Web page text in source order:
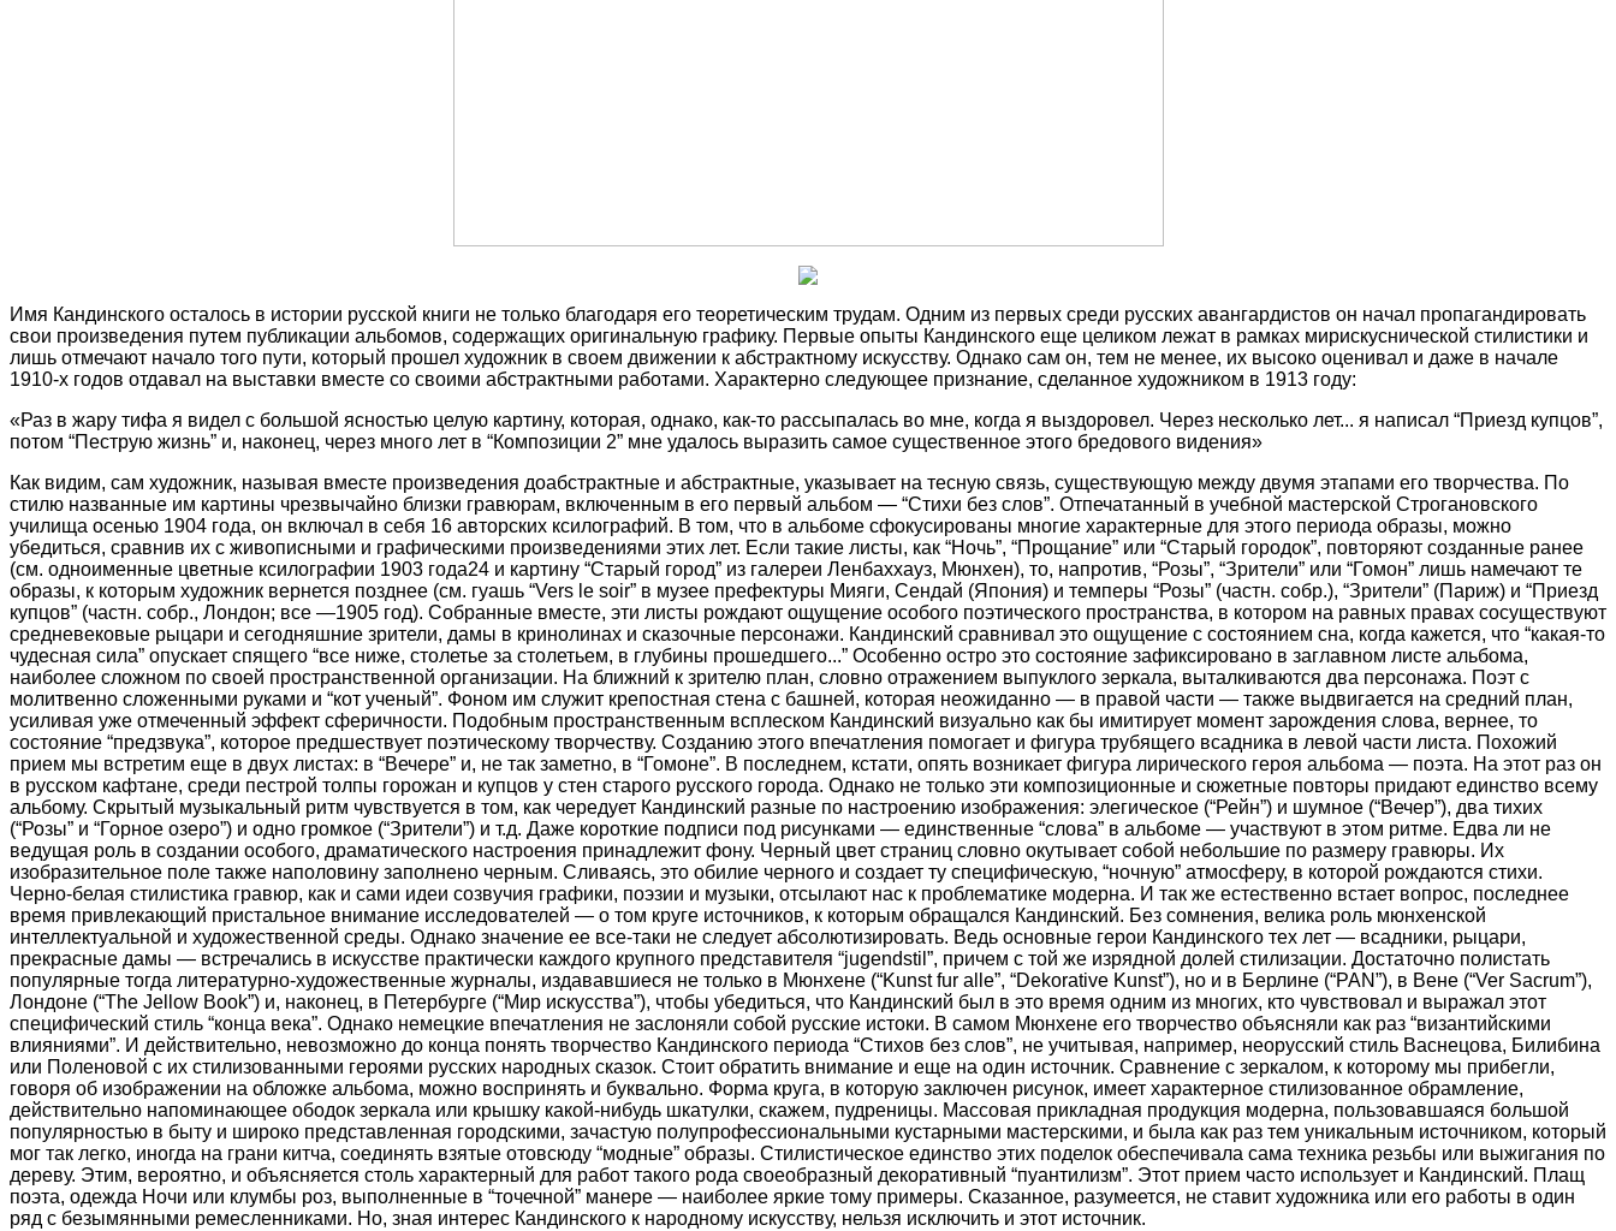
Имя Кандинского осталось в истории русской книги не только благодаря его теоретическим трудам. Одним из первых среди русских авангардистов он начал пропагандировать
свои произведения путем публикации альбомов, содержащих оригинальную графику. Первые опыты Кандинского еще целиком лежат в рамках мирискуснической стилистики и
лишь отмечают начало того пути, который прошел художник в своем движении к абстрактному искусству. Однако сам он, тем не менее, их высоко оценивал и даже в начале
1910-х годов отдавал на выставки вместе со своими абстрактными работами. Характерно следующее признание, сделанное художником в 1913 году:
«Раз в жару тифа я видел с большой ясностью целую картину, которая, однако, как-то рассыпалась во мне, когда я выздоровел. Через несколько лет... я написал “Приезд купцов”,
потом “Пеструю жизнь” и, наконец, через много лет в “Композиции 2” мне удалось выразить самое существенное этого бредового видения»
Как видим, сам художник, называя вместе произведения доабстрактные и абстрактные, указывает на тесную связь, существующую между двумя этапами его творчества. По
стилю названные им картины чрезвычайно близки гравюрам, включенным в его первый альбом — “Стихи без слов”. Отпечатанный в учебной мастерской Строгановского
училища осенью 1904 года, он включал в себя 16 авторских ксилографий. В том, что в альбоме сфокусированы многие характерные для этого периода образы, можно
убедиться, сравнив их с живописными и графическими произведениями этих лет. Если такие листы, как “Ночь”, “Прощание” или “Старый городок”, повторяют созданные ранее
(см. одноименные цветные ксилографии 1903 года24 и картину “Старый город” из галереи Ленбаххауз, Мюнхен), то, напротив, “Розы”, “Зрители” или “Гомон” лишь намечают те
образы, к которым художник вернется позднее (см. гуашь “Vers le soir” в музее префектуры Мияги, Сендай (Япония) и темперы “Розы” (частн. собр.), “Зрители” (Париж) и “Приезд
купцов” (частн. собр., Лондон; все —1905 год). Собранные вместе, эти листы рождают ощущение особого поэтического пространства, в котором на равных правах сосуществуют
средневековые рыцари и сегодняшние зрители, дамы в кринолинах и сказочные персонажи. Кандинский сравнивал это ощущение с состоянием сна, когда кажется, что “какая-то
чудесная сила” опускает спящего “все ниже, столетье за столетьем, в глубины прошедшего...” Особенно остро это состояние зафиксировано в заглавном листе альбома,
наиболее сложном по своей пространственной организации. На ближний к зрителю план, словно отражением выпуклого зеркала, выталкиваются два персонажа. Поэт с
молитвенно сложенными руками и “кот ученый”. Фоном им служит крепостная стена с башней, которая неожиданно — в правой части — также выдвигается на средний план,
усиливая уже отмеченный эффект сферичности. Подобным пространственным всплеском Кандинский визуально как бы имитирует момент зарождения слова, вернее, то
состояние “предзвука”, которое предшествует поэтическому творчеству. Созданию этого впечатления помогает и фигура трубящего всадника в левой части листа. Похожий
прием мы встретим еще в двух листах: в “Вечере” и, не так заметно, в “Гомоне”. В последнем, кстати, опять возникает фигура лирического героя альбома — поэта. На этот раз он
в русском кафтане, среди пестрой толпы горожан и купцов у стен старого русского города. Однако не только эти композиционные и сюжетные повторы придают единство всему
альбому. Скрытый музыкальный ритм чувствуется в том, как чередует Кандинский разные по настроению изображения: элегическое (“Рейн”) и шумное (“Вечер”), два тихих
(“Розы” и “Горное озеро”) и одно громкое (“Зрители”) и т.д. Даже короткие подписи под рисунками — единственные “слова” в альбоме — участвуют в этом ритме. Едва ли не
ведущая роль в создании особого, драматического настроения принадлежит фону. Черный цвет страниц словно окутывает собой небольшие по размеру гравюры. Их
изобразительное поле также наполовину заполнено черным. Сливаясь, это обилие черного и создает ту специфическую, “ночную” атмосферу, в которой рождаются стихи.
Черно-белая стилистика гравюр, как и сами идеи созвучия графики, поэзии и музыки, отсылают нас к проблематике модерна. И так же естественно встает вопрос, последнее
время привлекающий пристальное внимание исследователей — о том круге источников, к которым обращался Кандинский. Без сомнения, велика роль мюнхенской
интеллектуальной и художественной среды. Однако значение ее все-таки не следует абсолютизировать. Ведь основные герои Кандинского тех лет — всадники, рыцари,
прекрасные дамы — встречались в искусстве практически каждого крупного представителя “jugendstil”, причем с той же изрядной долей стилизации. Достаточно полистать
популярные тогда литературно-художественные журналы, издававшиеся не только в Мюнхене (“Kunst fur alle”, “Dekorative Kunst”), но и в Берлине (“PAN”), в Вене (“Ver Sacrum”),
Лондоне (“The Jellow Book”) и, наконец, в Петербурге (“Мир искусства”), чтобы убедиться, что Кандинский был в это время одним из многих, кто чувствовал и выражал этот
специфический стиль “конца века”. Однако немецкие впечатления не заслоняли собой русские истоки. В самом Мюнхене его творчество объясняли как раз “византийскими
влияниями”. И действительно, невозможно до конца понять творчество Кандинского периода “Стихов без слов”, не учитывая, например, неорусский стиль Васнецова, Билибина
или Поленовой с их стилизованными героями русских народных сказок. Стоит обратить внимание и еще на один источник. Сравнение с зеркалом, к которому мы прибегли,
говоря об изображении на обложке альбома, можно воспринять и буквально. Форма круга, в которую заключен рисунок, имеет характерное стилизованное обрамление,
действительно напоминающее ободок зеркала или крышку какой-нибудь шкатулки, скажем, пудреницы. Массовая прикладная продукция модерна, пользовавшаяся большой
популярностью в быту и широко представленная городскими, зачастую полупрофессиональными кустарными мастерскими, и была как раз тем уникальным источником, который
мог так легко, иногда на грани китча, соединять взятые отовсюду “модные” образы. Стилистическое единство этих поделок обеспечивала сама техника резьбы или выжигания по
дереву. Этим, вероятно, и объясняется столь характерный для работ такого рода своеобразный декоративный “пуантилизм”. Этот прием часто использует и Кандинский. Плащ
поэта, одежда Ночи или клумбы роз, выполненные в “точечной” манере — наиболее яркие тому примеры. Сказанное, разумеется, не ставит художника или его работы в один
ряд с безымянными ремесленниками. Но, зная интерес Кандинского к народному искусству, нельзя исключить и этот источник.